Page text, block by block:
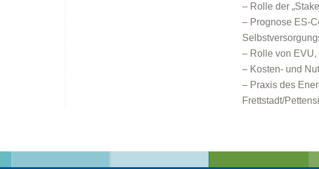
– Rolle der
– Prognose ES-
– Rolle von
– Kosten- und
– Praxis des
Frettstadt/